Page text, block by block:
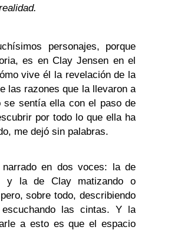
personajes, porque
es en Clay Jensen en el
vive él la revelación de la
las razones que la llevaron a
sentía ella con el paso de
por todo lo que ella ha
me dejó sin palabras.
en dos voces: la de
y la de Clay matizando o
sobre todo, describiendo
las cintas. Y la
a esto es que el espacio